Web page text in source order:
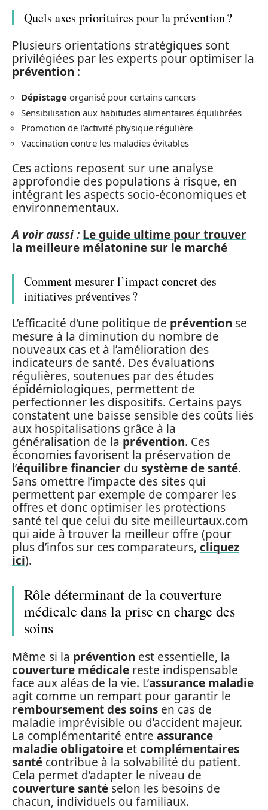
Quels axes prioritaires pour la prévention ?
Plusieurs orientations stratégiques sont
privilégiées par les experts pour optimiser la
prévention :
Dépistage organisé pour certains cancers
Sensibilisation aux habitudes alimentaires équilibrées
Promotion de l’activité physique régulière
Vaccination contre les maladies évitables
Ces actions reposent sur une analyse
approfondie des populations à risque, en
intégrant les aspects socio-économiques et
environnementaux.
A voir aussi : Le guide ultime pour trouver
la meilleure mélatonine sur le marché
Comment mesurer l’impact concret des
initiatives préventives ?
L’efficacité d’une politique de prévention se
mesure à la diminution du nombre de
nouveaux cas et à l’amélioration des
indicateurs de santé. Des évaluations
régulières, soutenues par des études
épidémiologiques, permettent de
perfectionner les dispositifs. Certains pays
constatent une baisse sensible des coûts liés
aux hospitalisations grâce à la
généralisation de la prévention. Ces
économies favorisent la préservation de
l’équilibre financier du système de santé.
Sans omettre l’impacte des sites qui
permettent par exemple de comparer les
offres et donc optimiser les protections
santé tel que celui du site meilleurtaux.com
qui aide à trouver la meilleur offre (pour
plus d’infos sur ces comparateurs, cliquez
ici).
Rôle déterminant de la couverture
médicale dans la prise en charge des
soins
Même si la prévention est essentielle, la
couverture médicale reste indispensable
face aux aléas de la vie. L’assurance maladie
agit comme un rempart pour garantir le
remboursement des soins en cas de
maladie imprévisible ou d’accident majeur.
La complémentarité entre assurance
maladie obligatoire etcomplémentaires
santé contribue à la solvabilité du patient.
Cela permet d’adapter le niveau de
couverture santé selon les besoins de
chacun, individuels ou familiaux.